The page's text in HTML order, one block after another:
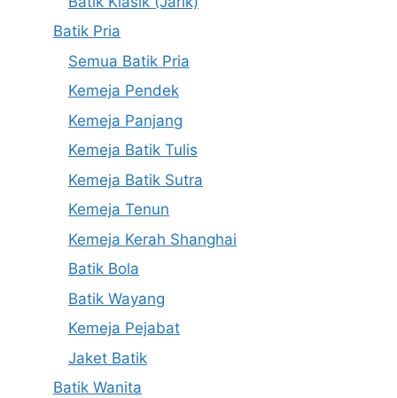
Batik Pria
Semua Batik Pria
Kemeja Pendek
Kemeja Panjang
Kemeja Batik Tulis
Kemeja Batik Sutra
Kemeja Tenun
Kemeja Kerah Shanghai
Batik Bola
Batik Wayang
Kemeja Pejabat
Jaket Batik
Batik Wanita